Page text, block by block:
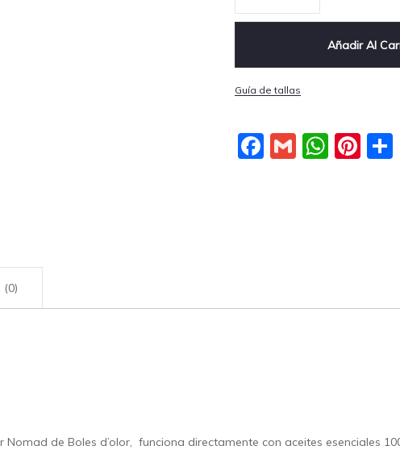
Añadir Al
Guía de tallas
Facebook
Gmail
(0)
Nomad de Boles d’olor, funciona directamente con aceites esenciales